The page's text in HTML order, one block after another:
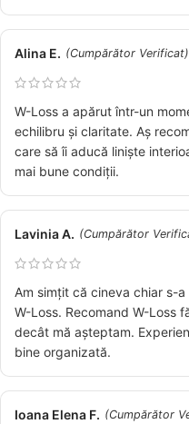
Alina E. (Cumpărător Verificat)
W-Loss a apărut într-un
echilibru și claritate. Aș
care să îi aducă liniște
mai bune condiții.
Lavinia A. (Cumpărător
Am simțit că cineva chiar s-
W-Loss. Recomand W-Loss
decât mă așteptam.
bine organizată.
Ioana Elena F. (Cumpărător